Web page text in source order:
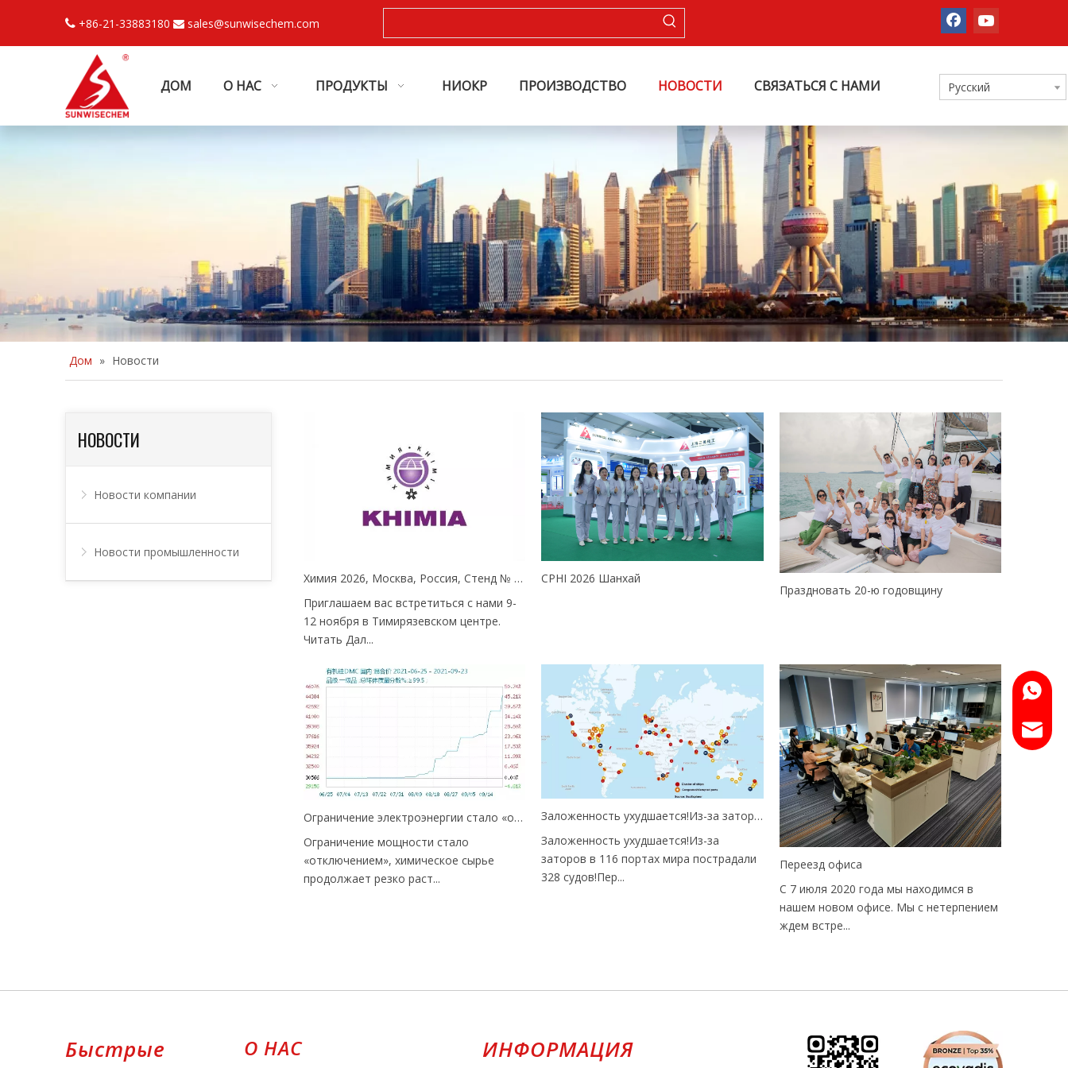
 +86-21-33883180  sales@sunwisechem.com
ДОМ О НАС ПРОДУКТЫ НИОКР ПРОИЗВОДСТВО НОВОСТИ СВЯЗАТЬСЯ С НАМИ Pусский
Дом » Новости
НОВОСТИ
Новости компании
Новости промышленности
Химия 2026, Москва, Россия, Стенд № 2Д103
Приглашаем вас встретиться с нами 9-
12 ноября в Тимирязевском центре.
Читать Дал...
CPHI 2026 Шанхай
Праздновать 20-ю годовщину
Ограничение электроэнергии стало «отключением», химсырье продолжает резко дорожать
Ограничение мощности стало
«отключением», химическое сырье
продолжает резко раст...
Заложенность ухудшается!Из-за заторов в 116 портах мира пострадали 328 судов!Пробки и рост тарифов на грузовые перевозки продолжатся и в первой половине следующего года.
Заложенность ухудшается!Из-за
заторов в 116 портах мира пострадали
328 судов!Пер...
Переезд офиса
С 7 июля 2020 года мы находимся в
нашем новом офисе. Мы с нетерпением
ждем встре...
Быстрые О НАС ИНФОРМАЦИЯ
Email